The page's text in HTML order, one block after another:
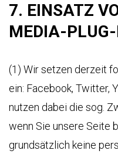
7. EINSATZ
MEDIA-
(1) Wir setzen derzeit
ein: Facebook, Twitter,
nutzen dabei die sog.
wenn Sie unsere Seite
grundsätzlich keine